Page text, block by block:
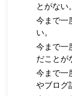
とがない。
今まで一
い。
今まで一
だことが
今まで一
やブログ